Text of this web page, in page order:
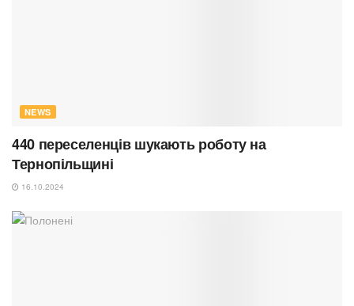
NEWS
440 переселенців шукають роботу на
Тернопільщині
16.10.2024